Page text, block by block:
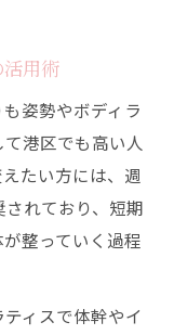
用術
姿勢やボディラ
港区でも高い人
たい方には、週
れており、短期
整っていく過程
ィスで体幹やイ